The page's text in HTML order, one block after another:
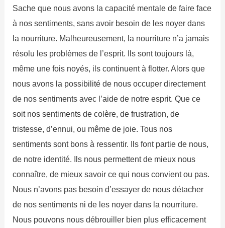
Sache que nous avons la capacité mentale de faire face
à nos sentiments, sans avoir besoin de les noyer dans
la nourriture. Malheureusement, la nourriture n’a jamais
résolu les problèmes de l’esprit. Ils sont toujours là,
même une fois noyés, ils continuent à flotter. Alors que
nous avons la possibilité de nous occuper directement
de nos sentiments avec l’aide de notre esprit. Que ce
soit nos sentiments de colère, de frustration, de
tristesse, d’ennui, ou même de joie. Tous nos
sentiments sont bons à ressentir. Ils font partie de nous,
de notre identité. Ils nous permettent de mieux nous
connaître, de mieux savoir ce qui nous convient ou pas.
Nous n’avons pas besoin d’essayer de nous détacher
de nos sentiments ni de les noyer dans la nourriture.
Nous pouvons nous débrouiller bien plus efficacement